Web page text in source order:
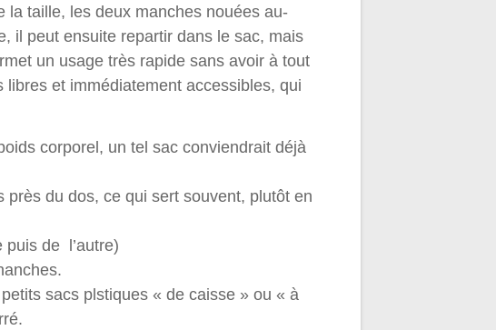
la taille, les deux manches nouées au-
il peut ensuite repartir dans le sac, mais
un usage très rapide sans avoir à tout
et immédiatement accessibles, qui
corporel, un tel sac conviendrait déjà
du dos, ce qui sert souvent, plutôt en
puis de l’autre)
sacs plstiques « de caisse » ou « à